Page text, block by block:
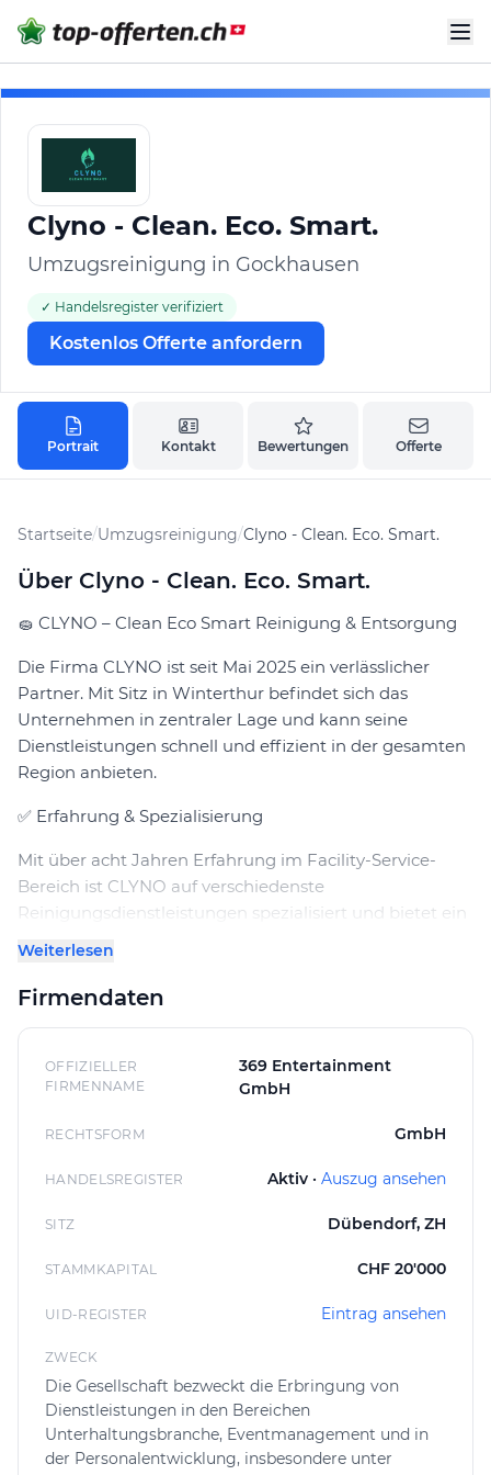
Clyno - Clean. Eco. Smart.
Umzugsreinigung in Gockhausen
✓ Handelsregister verifiziert
Kostenlos Offerte anfordern
Portrait Kontakt Bewertungen Offerte
Startseite/Umzugsreinigung/Clyno - Clean. Eco. Smart.
Über Clyno - Clean. Eco. Smart.
🧽 CLYNO – Clean Eco Smart Reinigung & Entsorgung
Die Firma CLYNO ist seit Mai 2025 ein verlässlicher
Partner. Mit Sitz in Winterthur befindet sich das
Unternehmen in zentraler Lage und kann seine
Dienstleistungen schnell und effizient in der gesamten
Region anbieten.
✅ Erfahrung & Spezialisierung
Mit über acht Jahren Erfahrung im Facility-Service-
Bereich ist CLYNO auf verschiedenste
Reinigungsdienstleistungen spezialisiert und bietet ein
umfassendes Portfolio für Privat- und
- Umzugsreinigungen mit Abnahmegarantie
Ein besonderer Schwerpunkt liegt auf der
Clyno sorgt dafür, dass alle Räume professionell von
Staub, Schmutz und Umzugsspuren befreit werden –
für eine reibungslosen Übergabe an Vermieter oder
sie verlangen Vertrauen, Feingefühl und Diskretion.
CLYNO bietet die sorgfältige und anonyme Entsorgung
persönlicher Gegenstände – zum Beispiel im Rahmen
von Haushaltsauflösungen, Umzügen oder
Wohnungsräumungen.
Weiterlesen
Firmendaten
OFFIZIELLER
FIRMENNAME
369 Entertainment
GmbH
RECHTSFORM GmbH
HANDELSREGISTER Aktiv · Auszug ansehen
SITZ Dübendorf, ZH
STAMMKAPITAL CHF 20'000
UID-REGISTER Eintrag ansehen
ZWECK
Die Gesellschaft bezweckt die Erbringung von
Dienstleistungen in den Bereichen
Unterhaltungsbranche, Eventmanagement und in
der Personalentwicklung, insbesondere unter